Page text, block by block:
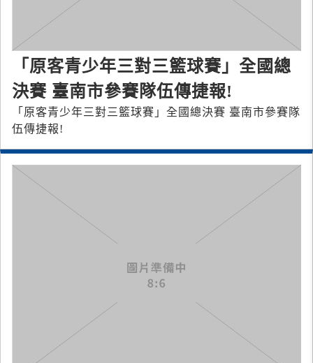
「原客青少年三對三籃球賽」全國總
決賽 臺南市參賽隊伍傳捷報!
「原客青少年三對三籃球賽」全國總決賽 臺南市參賽隊
伍傳捷報!